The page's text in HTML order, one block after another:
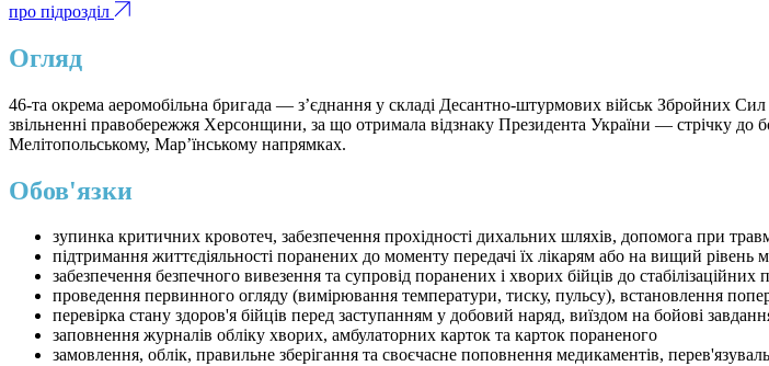
про підрозділ
Огляд
46-та окрема аеромобільна бригада — з’єднання у складі Десантно-штурмових військ Збройних
звільненні правобережжя Херсонщини, за що отримала відзнаку Президента України — стрічку до
Мелітопольському, Мар’їнському напрямках.
Обов'язки
зупинка критичних кровотеч, забезпечення прохідності дихальних шляхів, допомога при
підтримання життєдіяльності поранених до моменту передачі їх лікарям або на вищий рівень
забезпечення безпечного вивезення та супровід поранених і хворих бійців до стабілізаційних
проведення первинного огляду (вимірювання температури, тиску, пульсу), встановлення
перевірка стану здоров'я бійців перед заступанням у добовий наряд, виїздом на бойові
заповнення журналів обліку хворих, амбулаторних карток та карток пораненого
замовлення, облік, правильне зберігання та своєчасне поповнення медикаментів,